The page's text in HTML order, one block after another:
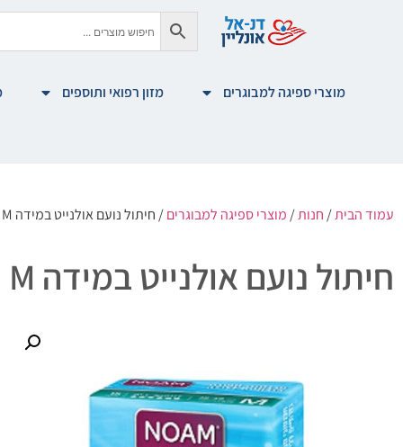
מוצרי ספיגה למבוגרים מזון רפואי ותוספים
עמוד הבית/ חנות/ מוצרי ספיגה למבוגרים/ חיתול נועם אולנייט במידה M
חיתול נועם אולנייט במידה M